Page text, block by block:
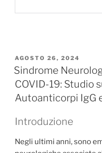
PUBBLICATO
IL
AGOSTO 26, 2024
Sindrome
COVID-19: Studio
Autoanticorpi IgG
Introduzione
Negli ultimi anni, sono